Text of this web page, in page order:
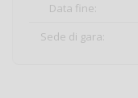
Data fine:
Sede di gara: